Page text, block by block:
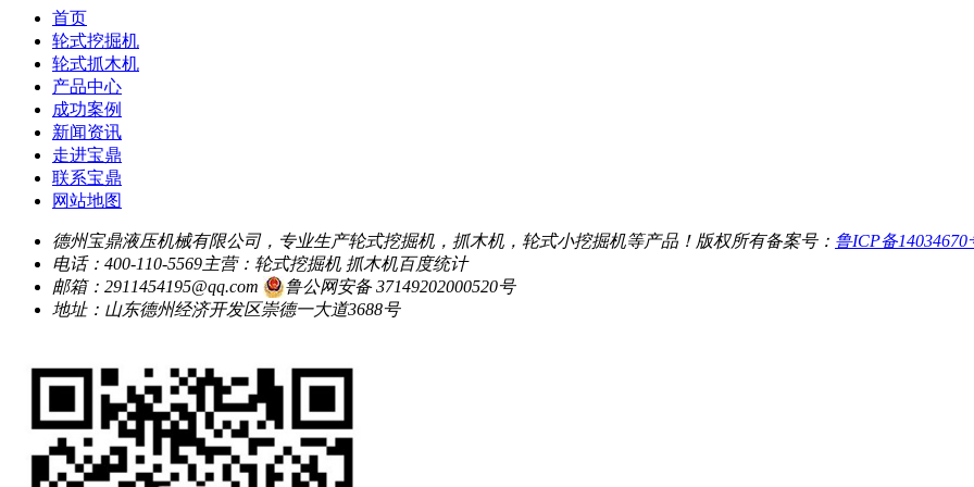
首页
轮式挖掘机
轮式抓木机
产品中心
成功案例
新闻资讯
走进宝鼎
联系宝鼎
网站地图
德州宝鼎液压机械有限公司，专业生产轮式挖掘机，抓木机，轮式小挖掘机等产品！ 版权所有备案号： 鲁ICP备14034670
电话：400-110-5569主营：轮式挖掘机 抓木机百度统计
邮箱：2911454195@qq.com
鲁公网安备 37149202000520号
地址：山东德州经济开发区崇德一大道3688号